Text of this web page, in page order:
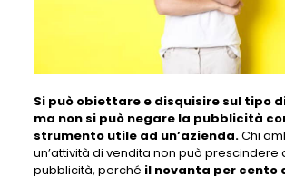
Si può obiettare e disquisire sul tipo
ma non si può negare la pubblicità
strumento utile ad un’azienda.Chi
un’attività di vendita non può prescindere
pubblicità, perché il novanta per cento